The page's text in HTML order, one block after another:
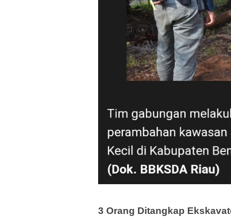
3 Orang Ditangkap